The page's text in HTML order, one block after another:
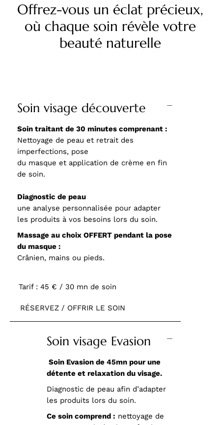
Offrez-vous un éclat précieux,
où chaque soin révèle votre
beauté naturelle
Soin visage découverte
Soin traitant de 30 minutes comprenant :
Nettoyage de peau et retrait des
imperfections, pose
du masque et application de crème en fin
de soin.
Diagnostic de peau
une analyse personnalisée pour adapter
les produits à vos besoins lors du soin.
Massage au choix OFFERT pendant la pose
du masque :
Crânien, mains ou pieds.
Tarif : 45 € / 30 mn de soin
RÉSERVEZ / OFFRIR LE SOIN
Soin visage Evasion
Soin Evasion de 45mn pour une
détente et relaxation du visage.
Diagnostic de peau afin d’adapter
les produits lors du soin.
Ce soin comprend : nettoyage de